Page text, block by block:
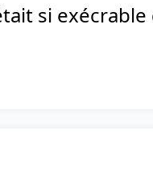
si